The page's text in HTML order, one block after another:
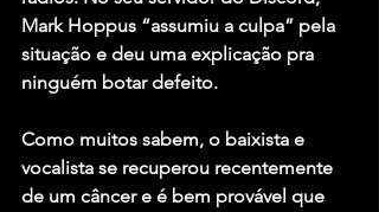
Mark Hoppus “assumiu a culpa” pela
situação e deu uma explicação pra
ninguém botar defeito.
Como muitos sabem, o baixista e
vocalista se recuperou recentemente
de um câncer e é bem provável que